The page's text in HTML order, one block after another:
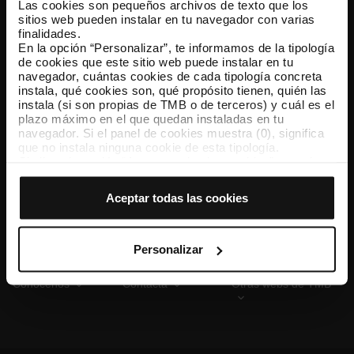
Las cookies son pequeños archivos de texto que los
sitios web pueden instalar en tu navegador con varias
finalidades.
En la opción “Personalizar”, te informamos de la tipología
de cookies que este sitio web puede instalar en tu
navegador, cuántas cookies de cada tipología concreta
instala, qué cookies son, qué propósito tienen, quién las
instala (si son propias de TMB o de terceros) y cuál es el
plazo máximo en el que quedan instaladas en tu
navegador. Si el panel de cookies muestra (0), significa
que no instala ninguna cookie de esta tipología.
que todas estas cookies se instalen en tu navegador.
tipología de cookies permite indicar si quieres que se
instalen o no las cookies de esa clase.
Una vez que hayas marcado tus preferencias, debes
hacer clic en “Seleccionar y configurar”. Así se instalarán
previamente. Te sugerimos que selecciones las cookies
de personalización, porque permiten recordar tus
opciones de navegación (como el idioma) y mejoran tu
Aceptar todas las cookies
Personalizar
TMB App
Descárgate TMB App y compra tus billetes
App Store Google Play
Conócenos Contacta Otras webs de TMB